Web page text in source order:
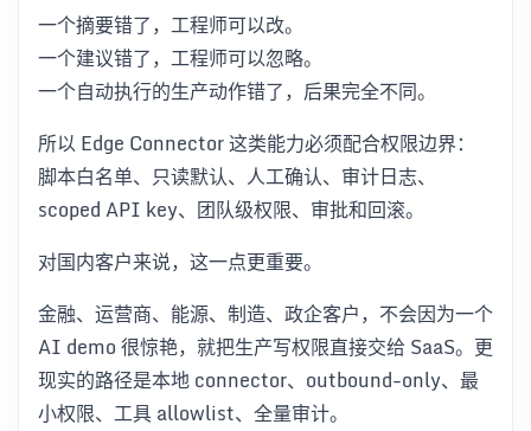
一个摘要错了，工程师可以改。
一个建议错了，工程师可以忽略。
一个自动执行的生产动作错了，后果完全不同。
所以 Edge Connector 这类能力必须配合权限边界：
脚本白名单、只读默认、人工确认、审计日志、
scoped API key、团队级权限、审批和回滚。
对国内客户来说，这一点更重要。
金融、运营商、能源、制造、政企客户，不会因为一个
AI demo 很惊艳，就把生产写权限直接交给 SaaS。更
现实的路径是本地 connector、outbound-only、最
小权限、工具 allowlist、全量审计。